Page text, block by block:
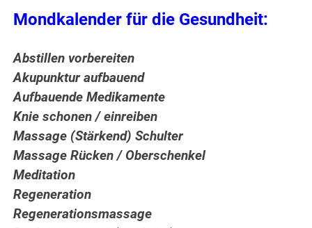
Mondkalender für die Gesundheit:
Abstillen vorbereiten
Akupunktur aufbauend
Aufbauende Medikamente
Knie schonen / einreiben
Massage (Stärkend) Schulter
Massage Rücken / Oberschenkel
Meditation
Regeneration
Regenerationsmassage